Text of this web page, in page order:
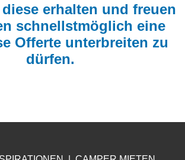
erhalten und freuen
schnellstmöglich eine
Offerte unterbreiten zu
dürfen.